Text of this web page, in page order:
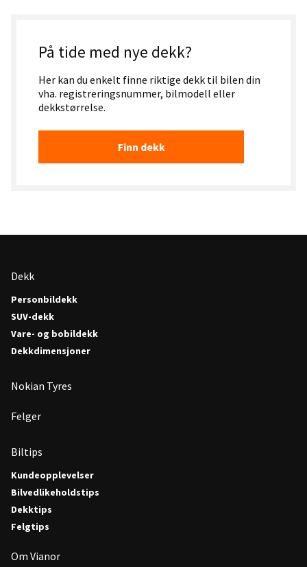
På tide med nye dekk?
Her kan du enkelt finne riktige dekk til bilen din
vha. registreringsnummer, bilmodell eller
dekkstørrelse.
Finn dekk
Dekk
Personbildekk
SUV-dekk
Vare- og bobildekk
Dekkdimensjoner
Nokian Tyres
Felger
Biltips
Kundeopplevelser
Bilvedlikeholdstips
Dekktips
Felgtips
Om Vianor